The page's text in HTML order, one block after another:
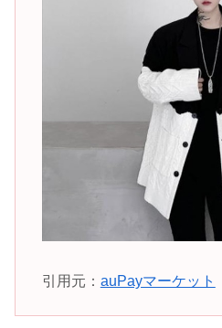
引用元： auPayマーケット